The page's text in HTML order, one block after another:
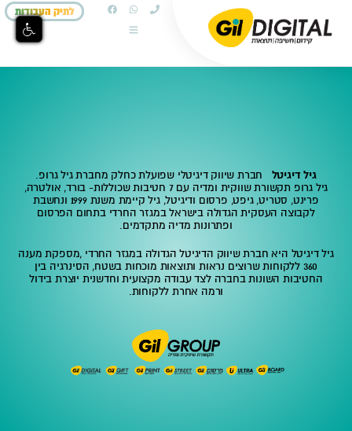
לתיק העבודות
גיל דיגיטל חברת שיווק דיגיטלי שפועלת כחלק מחברת גיל גרופ.
גיל גרופ תקשורת שווקית ומדיה עם 7 חטיבות שכוללות- בורד, אולטרה,
פרינט, סטריט, גיפט, פרסום ודיגיטל, גיל קיימת משנת 1999 ונחשבת
לקבוצה העסקית הגדולה בישראל במגזר החרדי בתחום הפרסום
ופתרונות מדיה מתקדמים.
גיל דיגיטל היא חברת שיווק הדיגיטל הגדולה במגזר החרדי ,מספקת מענה
360 ללקוחות שרוצים נראות ותוצאות מוכחות בשטח, הסינרגיה בין
החטיבות השונות בחברה לצד עבודה מקצועית וחדשנית יוצרת בידול
ורמה אחרת ללקוחות.